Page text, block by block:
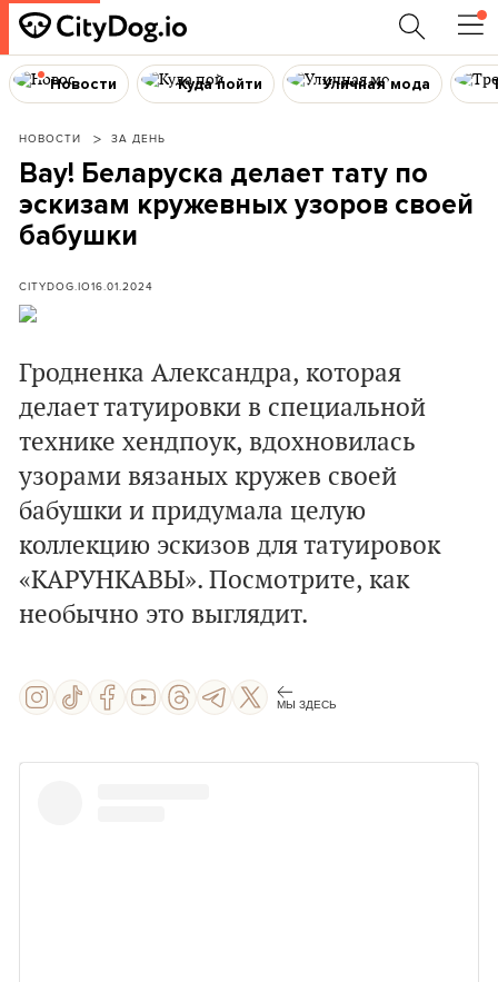
Новости Куда пойти Уличная мода
НОВОСТИ ЗА ДЕНЬ
Вау! Беларуска делает тату по
эскизам кружевных узоров своей
бабушки
CITYDOG.IO16.01.2024
Гродненка Александра, которая
делает татуировки в специальной
технике хендпоук, вдохновилась
узорами вязаных кружев своей
бабушки и придумала целую
коллекцию эскизов для татуировок
«КАРУНКАВЫ». Посмотрите, как
необычно это выглядит.
МЫ ЗДЕСЬ